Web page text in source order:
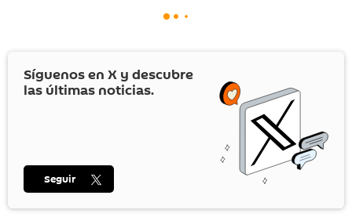
Síguenos en X y descubre
las últimas noticias.
Seguir